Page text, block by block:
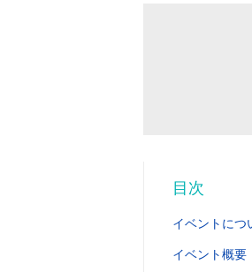
目次
イベントにつ
イベント概要